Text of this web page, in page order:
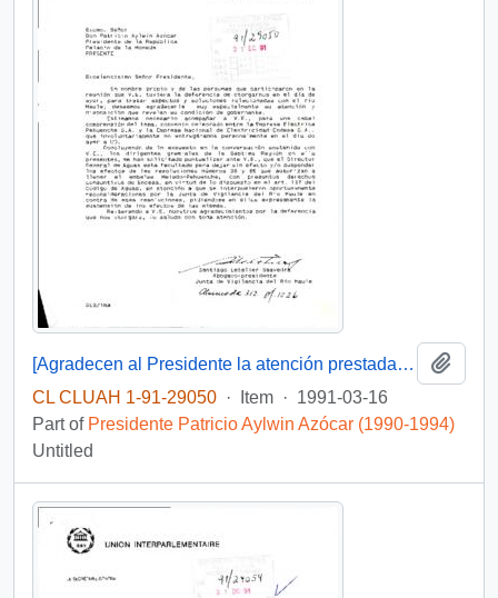
[Agradecen al Presidente la atención prestada a su caso]
CL CLUAH 1-91-29050 · Item · 1991-03-16
Part of Presidente Patricio Aylwin Azócar (1990-1994)
Untitled